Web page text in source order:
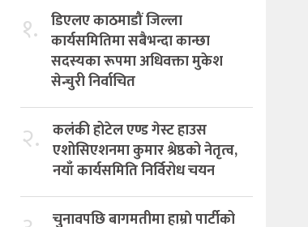
१. डिएलए काठमाडौं जिल्ला
कार्यसमितिमा सबैभन्दा कान्छा
सदस्यका रूपमा अधिवक्ता मुकेश
सेन्चुरी निर्वाचित
२. कलंकी होटेल एण्ड गेस्ट हाउस
एशोसिएशनमा कुमार श्रेष्ठको नेतृत्व,
नयाँ कार्यसमिति निर्विरोध चयन
चुनावपछि बागमतीमा हाम्राे पार्टीको